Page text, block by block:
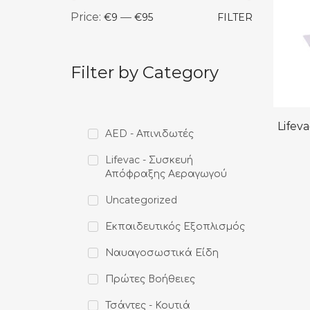
FILTER
Price: €9 — €95
Filter by Category
AED - Απινιδωτές
Lifevac - Συσκευή
Απόφραξης Αεραγωγού
Uncategorized
Εκπαιδευτικός Εξοπλισμός
Ναυαγοσωστικά Είδη
Πρώτες Βοήθειες
Τσάντες - Κουτιά